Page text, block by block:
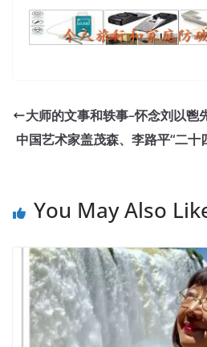
大师的文事和轶事–怀念刘以鬯
中国艺术家盖茂森、李路平“二十
You May Also